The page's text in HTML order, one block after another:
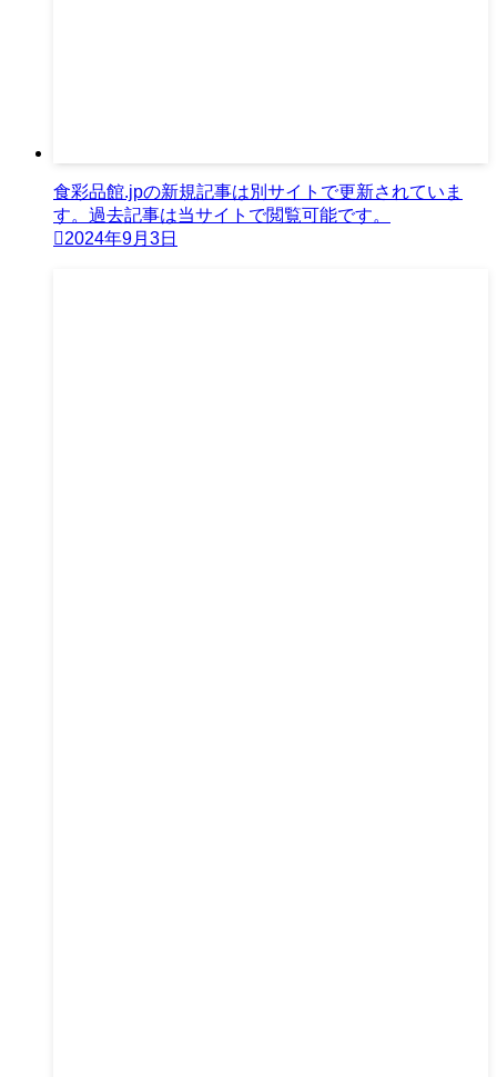
食彩品館.jpの新規記事は別サイトで更新されていま
す。過去記事は当サイトで閲覧可能です。
2024年9月3日